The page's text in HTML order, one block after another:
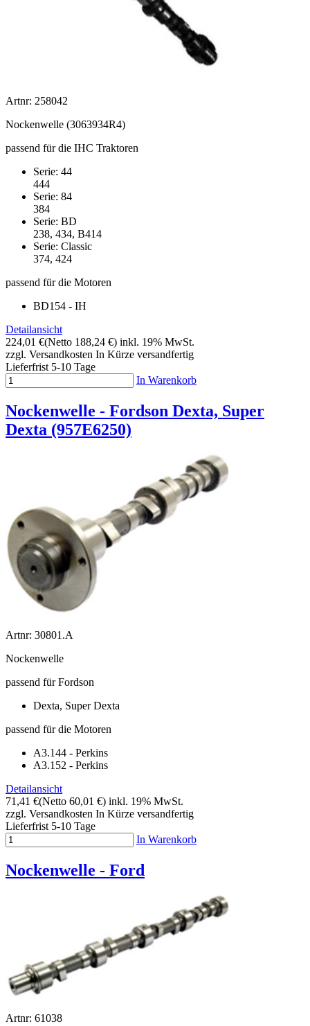
Artnr: 258042
Nockenwelle (3063934R4)
passend für die IHC Traktoren
Serie: 44
444
Serie: 84
384
Serie: BD
238, 434, B414
Serie: Classic
374, 424
passend für die Motoren
BD154 - IH
Detailansicht
224,01 €(Netto 188,24 €) inkl. 19% MwSt.
zzgl. Versandkosten In Kürze versandfertig
Lieferfrist 5-10 Tage
In Warenkorb
Nockenwelle - Fordson Dexta, Super
Dexta (957E6250)
Artnr: 30801.A
Nockenwelle
passend für Fordson
Dexta, Super Dexta
passend für die Motoren
A3.144 - Perkins
A3.152 - Perkins
Detailansicht
71,41 €(Netto 60,01 €) inkl. 19% MwSt.
zzgl. Versandkosten In Kürze versandfertig
Lieferfrist 5-10 Tage
In Warenkorb
Nockenwelle - Ford
Artnr: 61038